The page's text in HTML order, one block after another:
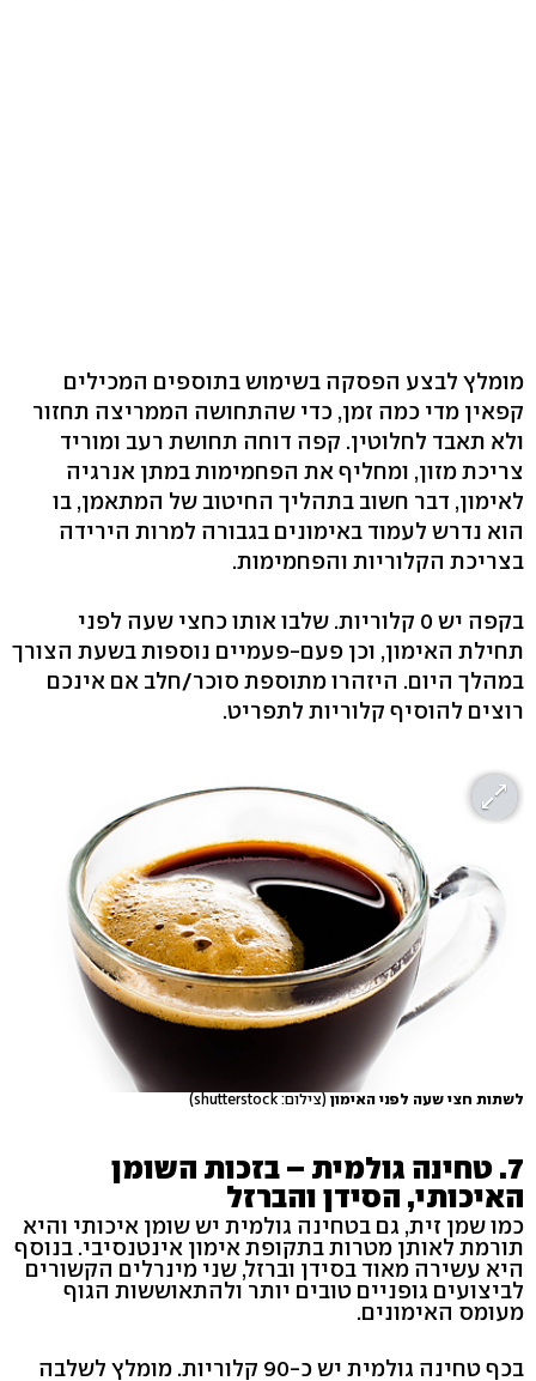
מומלץ לבצע הפסקה בשימוש בתוספים המכילים
קפאין מדי כמה זמן, כדי שהתחושה הממריצה תחזור
ולא תאבד לחלוטין. קפה דוחה תחושת רעב ומוריד
צריכת מזון, ומחליף את הפחמימות במתן אנרגיה
לאימון, דבר חשוב בתהליך החיטוב של המתאמן, בו
הוא נדרש לעמוד באימונים בגבורה למרות הירידה
בצריכת הקלוריות והפחמימות.
בקפה יש 0 קלוריות. שלבו אותו כחצי שעה לפני
תחילת האימון, וכן פעם-פעמיים נוספות בשעת הצורך
במהלך היום. היזהרו מתוספת סוכר/חלב אם אינכם
רוצים להוסיף קלוריות לתפריט.
לשתות חצי שעה לפני האימון (צילום: shutterstock)
7. טחינה גולמית – בזכות השומן
האיכותי, הסידן והברזל
כמו שמן זית, גם בטחינה גולמית יש שומן איכותי והיא
תורמת לאותן מטרות בתקופת אימון אינטנסיבי. בנוסף
היא עשירה מאוד בסידן וברזל, שני מינרלים הקשורים
לביצועים גופניים טובים יותר ולהתאוששות הגוף
מעומס האימונים.
בכף טחינה גולמית יש כ-90 קלוריות. מומלץ לשלבה